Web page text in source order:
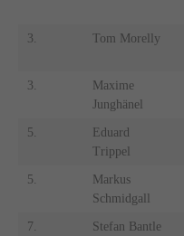
3. Tom Morelly
3.
Maxime
Junghänel
5.
Eduard
Trippel
5.
Markus
Schmidgall
7. Stefan Bantle